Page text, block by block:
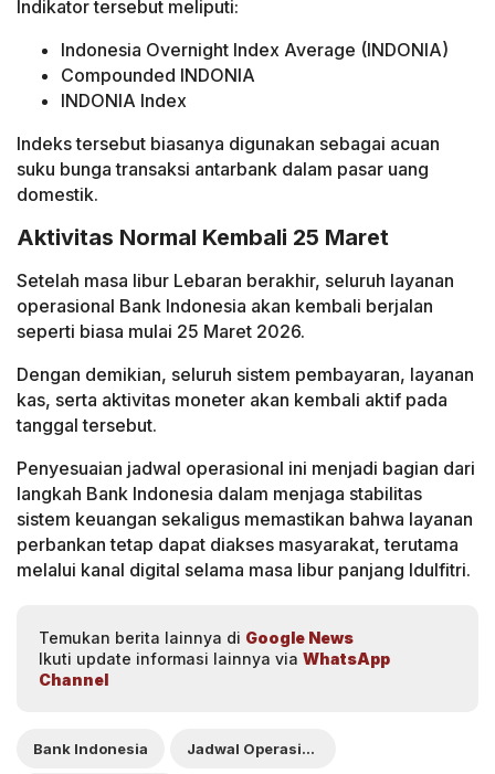
Indikator tersebut meliputi:
Indonesia Overnight Index Average (INDONIA)
Compounded INDONIA
INDONIA Index
Indeks tersebut biasanya digunakan sebagai acuan
suku bunga transaksi antarbank dalam pasar uang
domestik.
Aktivitas Normal Kembali 25 Maret
Setelah masa libur Lebaran berakhir, seluruh layanan
operasional Bank Indonesia akan kembali berjalan
seperti biasa mulai 25 Maret 2026.
Dengan demikian, seluruh sistem pembayaran, layanan
kas, serta aktivitas moneter akan kembali aktif pada
tanggal tersebut.
Penyesuaian jadwal operasional ini menjadi bagian dari
langkah Bank Indonesia dalam menjaga stabilitas
sistem keuangan sekaligus memastikan bahwa layanan
perbankan tetap dapat diakses masyarakat, terutama
melalui kanal digital selama masa libur panjang Idulfitri.
Temukan berita lainnya di Google News
Ikuti update informasi lainnya via WhatsApp
Channel
Bank Indonesia Jadwal Operasional